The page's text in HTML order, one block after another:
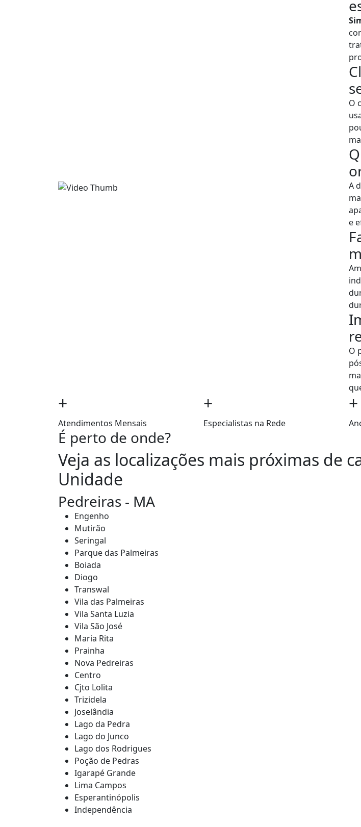
O
A
e
O
+
Atendimentos Mensais
+
Especialistas na Rede
+
É perto de onde?
Veja as localizações mais próximas de
Unidade
Pedreiras - MA
Engenho
Mutirão
Seringal
Parque das Palmeiras
Boiada
Diogo
Transwal
Vila das Palmeiras
Vila Santa Luzia
Vila São José
Maria Rita
Prainha
Nova Pedreiras
Centro
Cjto Lolita
Trizidela
Joselândia
Lago da Pedra
Lago do Junco
Lago dos Rodrigues
Poção de Pedras
Igarapé Grande
Lima Campos
Esperantinópolis
Independência